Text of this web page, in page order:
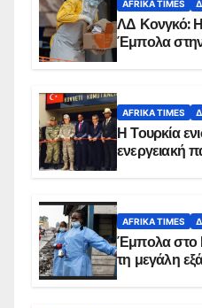
AFRIKA TIMES
ΛΔ Κονγκό: Η
Έμπολα στην
AFRIKA TIMES
Η Τουρκία
ενεργειακή
AFRIKA TIMES
Έμπολα στο
τη μεγάλη